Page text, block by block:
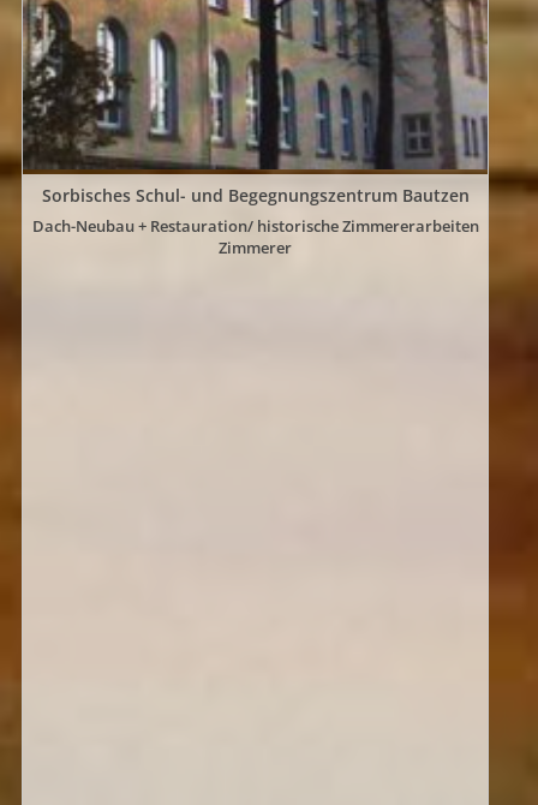
Sorbisches Schul- und Begegnungszentrum Bautzen
Dach-Neubau + Restauration/ historische Zimmererarbeiten
Zimmerer